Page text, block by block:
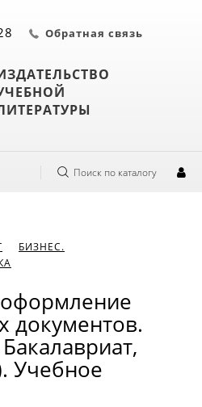
Обратная связь
Поиск по каталогу
БИЗНЕС.
документов.
Учебное